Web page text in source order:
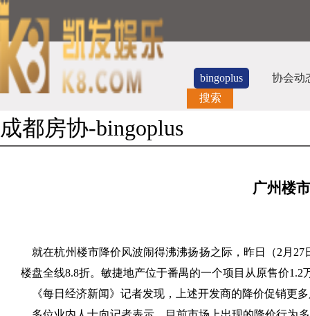
bingoplus
协会动
搜索
成都房协-bingoplus
广州楼
就在杭州楼市降价风波闹得沸沸扬扬之际，昨日（2月27
楼盘全线8.8折。敏捷地产位于番禺的一个项目从原售价
《每日经济新闻》记者发现，上述开发商的降价促销更